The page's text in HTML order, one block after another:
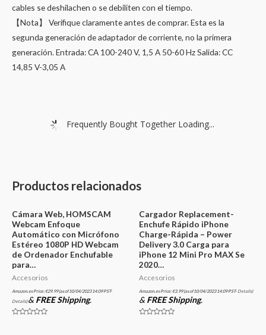
cables se deshilachen o se debiliten con el tiempo.
【Nota】 Verifique claramente antes de comprar. Esta es la
segunda generación de adaptador de corriente, no la primera
generación. Entrada: CA 100-240 V, 1,5 A 50-60 Hz Salida: CC
14,85 V-3,05 A
Frequently Bought Together Loading...
Productos relacionados
Cámara Web, HOMSCAM
Webcam Enfoque
Automático con Micrófono
Estéreo 1080P HD Webcam
de Ordenador Enchufable
para…
Accesorios
Amazon.es Price:€29.99(as of 10/04/2023 14:09 PST-
Details)& FREE Shipping.
Cargador Replacement-
Enchufe Rápido iPhone
Charge-Rápida – Power
Delivery 3.0 Carga para
iPhone 12 Mini Pro MAX Se
2020…
Accesorios
Amazon.es Price:€3.99(as of 10/04/2023 14:09 PST-Details)
& FREE Shipping.